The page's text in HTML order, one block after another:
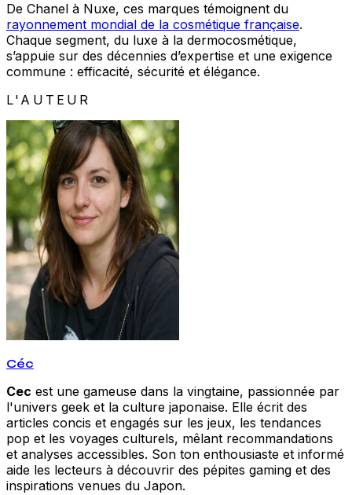
De Chanel à Nuxe, ces marques témoignent du
rayonnement mondial de la cosmétique française.
Chaque segment, du luxe à la dermocosmétique,
s’appuie sur des décennies d’expertise et une exigence
commune : efficacité, sécurité et élégance.
L'AUTEUR
Céc
Cec est une gameuse dans la vingtaine, passionnée par
l'univers geek et la culture japonaise. Elle écrit des
articles concis et engagés sur les jeux, les tendances
pop et les voyages culturels, mêlant recommandations
et analyses accessibles. Son ton enthousiaste et informé
aide les lecteurs à découvrir des pépites gaming et des
inspirations venues du Japon.